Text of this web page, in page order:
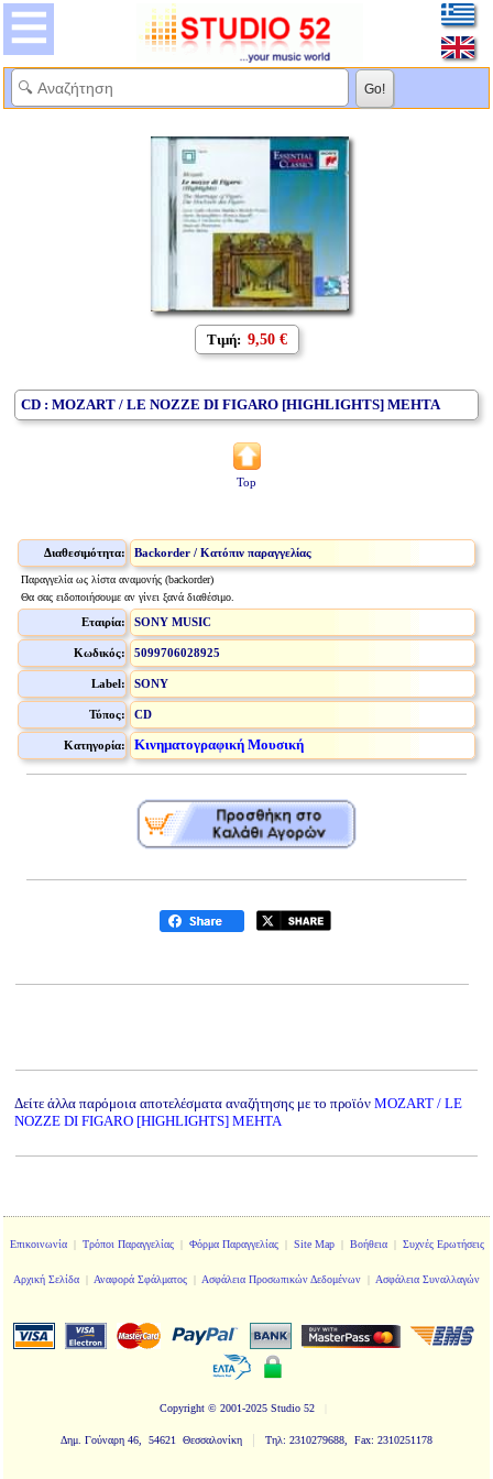
Τιμή: 9,50 €
CD : MOZART / LE NOZZE DI FIGARO [HIGHLIGHTS] MEHTA
Top
Διαθεσιμότητα: Backorder / Κατόπιν παραγγελίας
Παραγγελία ως λίστα αναμονής (backorder)
Θα σας ειδοποιήσουμε αν γίνει ξανά διαθέσιμο.
Εταιρία: SONY MUSIC
Κωδικός: 5099706028925
Label: SONY
Τύπος: CD
Κατηγορία: Κινηματογραφική Μουσική
Δείτε άλλα παρόμοια αποτελέσματα αναζήτησης με το προϊόν MOZART / LE
NOZZE DI FIGARO [HIGHLIGHTS] MEHTA
Επικοινωνία| Τρόποι Παραγγελίας| Φόρμα Παραγγελίας| Site Map| Βοήθεια| Συχνές Ερωτήσεις
Αρχική Σελίδα | Αναφορά Σφάλματος | Ασφάλεια Προσωπικών Δεδομένων | Ασφάλεια Συναλλαγών
Copyright © 2001-2025 Studio 52
Δημ. Γούναρη 46, 54621 Θεσσαλονίκη | Τηλ: 2310279688, Fax: 2310251178